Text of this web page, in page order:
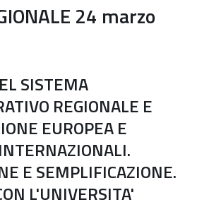
24 marzo
SISTEMA
REGIONALE E
EUROPEA E
E SEMPLIFICAZIONE.
L'UNIVERSITA'